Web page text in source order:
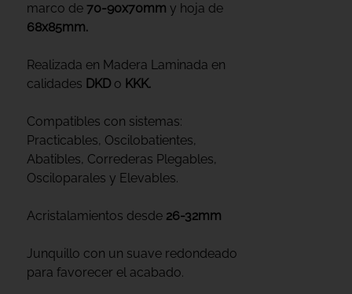
marco de 70-90x70mm y hoja de
68x85mm.
Realizada en Madera Laminada en
calidades DKDo KKK.
Compatibles con sistemas:
Practicables, Oscilobatientes,
Abatibles, Correderas Plegables,
Osciloparales y Elevables.
Acristalamientos desde 26-32mm
Junquillo con un suave redondeado
para favorecer el acabado.